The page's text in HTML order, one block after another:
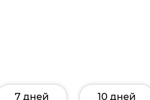
7 дней 10 дней